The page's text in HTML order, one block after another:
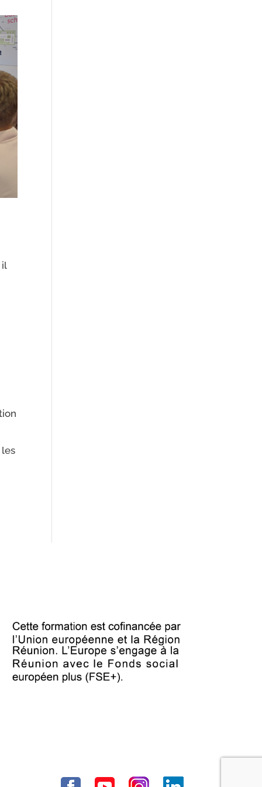
il
les